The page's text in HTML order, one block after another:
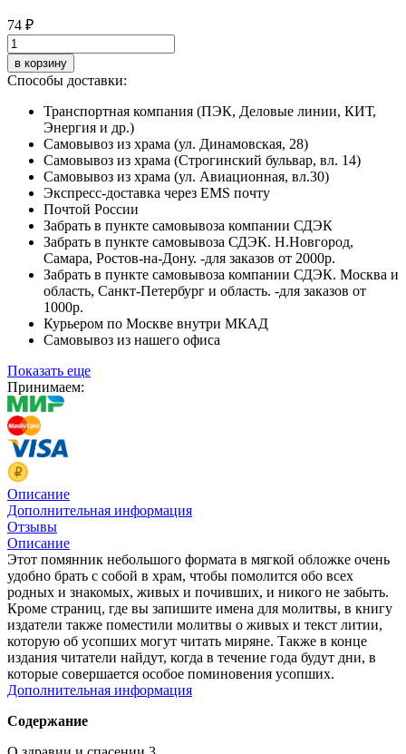
74 ₽
в корзину
Способы доставки:
Транспортная компания (ПЭК, Деловые линии, КИТ,
Энергия и др.)
Самовывоз из храма (ул. Динамовская, 28)
Самовывоз из храма (Строгинский бульвар, вл. 14)
Самовывоз из храма (ул. Авиационная, вл.30)
Экспресс-доставка через EMS почту
Почтой России
Забрать в пункте самовывоза компании СДЭК
Забрать в пункте самовывоза СДЭК. Н.Новгород,
Самара, Ростов-на-Дону. -для заказов от 2000р.
Забрать в пункте самовывоза компании СДЭК. Москва и
область, Санкт-Петербург и область. -для заказов от
1000р.
Курьером по Москве внутри МКАД
Самовывоз из нашего офиса
Показать еще
Принимаем:
Описание
Дополнительная информация
Отзывы
Описание
Этот помянник небольшого формата в мягкой обложке очень
удобно брать с собой в храм, чтобы помолится обо всех
родных и знакомых, живых и почивших, и никого не забыть.
Кроме страниц, где вы запишите имена для молитвы, в книгу
издатели также поместили молитвы о живых и текст литии,
которую об усопших могут читать миряне. Также в конце
издания читатели найдут, когда в течение года будут дни, в
которые совершается особое поминовения усопших.
Дополнительная информация
Содержание